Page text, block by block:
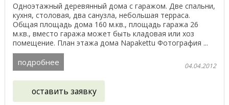
Одноэтажный деревянный дома с гаражом. Две спальни,
кухня, столовая, два санузла, небольшая терраса.
Общая площадь дома 160 м.кв., площадь гаража 26
м.кв., вместо гаража может быть кладовая или хоз
помещение. План этажа дома Napakettu Фотография ...
подробнее 04.04.2012
оставить заявку